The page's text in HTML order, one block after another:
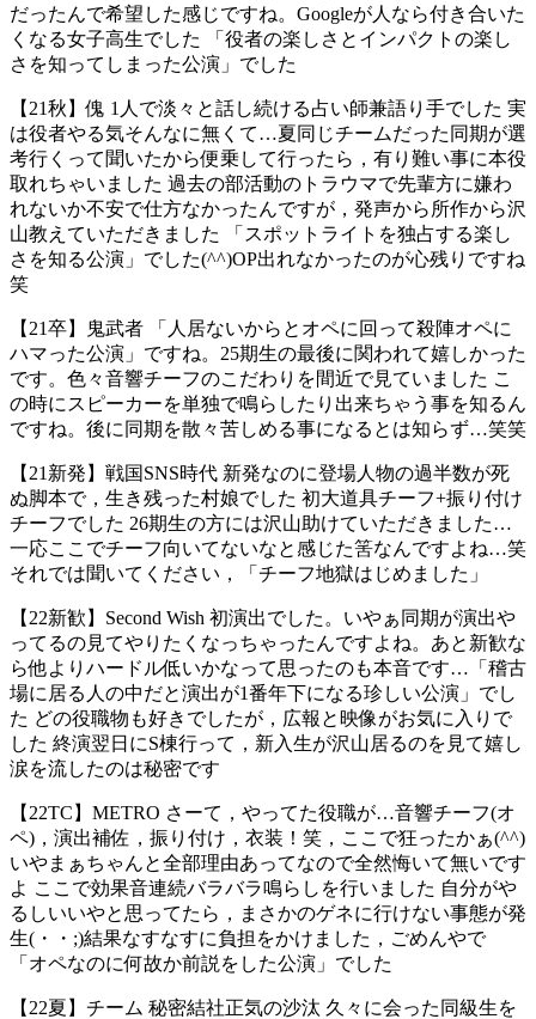
だったんで希望した感じですね。Googleが人なら付き合いた
くなる女子高生でした 「役者の楽しさとインパクトの楽し
さを知ってしまった公演」でした
【21秋】傀 1人で淡々と話し続ける占い師兼語り手でした 実
は役者やる気そんなに無くて…夏同じチームだった同期が選
考行くって聞いたから便乗して行ったら，有り難い事に本役
取れちゃいました 過去の部活動のトラウマで先輩方に嫌わ
れないか不安で仕方なかったんですが，発声から所作から沢
山教えていただきました 「スポットライトを独占する楽し
さを知る公演」でした(^^)OP出れなかったのが心残りですね
笑
【21卒】鬼武者 「人居ないからとオペに回って殺陣オペに
ハマった公演」ですね。25期生の最後に関われて嬉しかった
です。色々音響チーフのこだわりを間近で見ていました こ
の時にスピーカーを単独で鳴らしたり出来ちゃう事を知るん
ですね。後に同期を散々苦しめる事になるとは知らず…笑笑
【21新発】戦国SNS時代 新発なのに登場人物の過半数が死
ぬ脚本で，生き残った村娘でした 初大道具チーフ+振り付け
チーフでした 26期生の方には沢山助けていただきました…
一応ここでチーフ向いてないなと感じた筈なんですよね…笑
それでは聞いてください，「チーフ地獄はじめました」
【22新歓】Second Wish 初演出でした。いやぁ同期が演出や
ってるの見てやりたくなっちゃったんですよね。あと新歓な
ら他よりハードル低いかなって思ったのも本音です…「稽古
場に居る人の中だと演出が1番年下になる珍しい公演」でし
た どの役職物も好きでしたが，広報と映像がお気に入りで
した 終演翌日にS棟行って，新入生が沢山居るのを見て嬉し
涙を流したのは秘密です
【22TC】METRO さーて，やってた役職が…音響チーフ(オ
ペ)，演出補佐，振り付け，衣装！笑，ここで狂ったかぁ(^^)
いやまぁちゃんと全部理由あってなので全然悔いて無いです
よ ここで効果音連続バラバラ鳴らしを行いました 自分がや
るしいいやと思ってたら，まさかのゲネに行けない事態が発
生(・・;)結果なすなすに負担をかけました，ごめんやで
「オペなのに何故か前説をした公演」でした
【22夏】チーム 秘密結社正気の沙汰 久々に会った同級生を